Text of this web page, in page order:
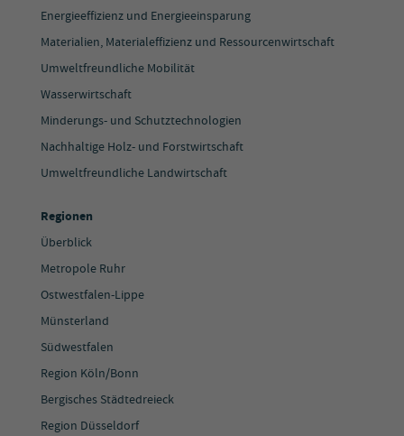
Energieeffizienz und Energieeinsparung
Materialien, Materialeffizienz und Ressourcenwirtschaft
Umweltfreundliche Mobilität
Wasserwirtschaft
Minderungs- und Schutztechnologien
Nachhaltige Holz- und Forstwirtschaft
Umweltfreundliche Landwirtschaft
Regionen
Überblick
Metropole Ruhr
Ostwestfalen-Lippe
Münsterland
Südwestfalen
Region Köln/Bonn
Bergisches Städtedreieck
Region Düsseldorf